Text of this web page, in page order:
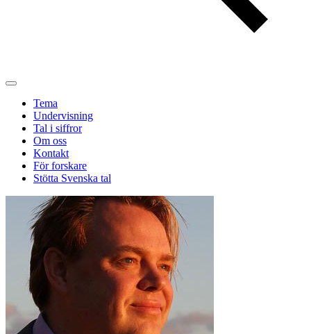
Tema
Undervisning
Tal i siffror
Om oss
Kontakt
För forskare
Stötta Svenska tal